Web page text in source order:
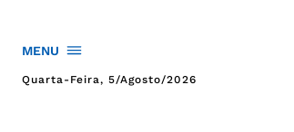
MENU
Quarta-Feira, 5/agosto/2026